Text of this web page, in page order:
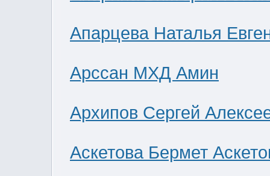
Апарцева Наталья
Арссан МХД Амин
Архипов Сергей
Аскетова Бермет